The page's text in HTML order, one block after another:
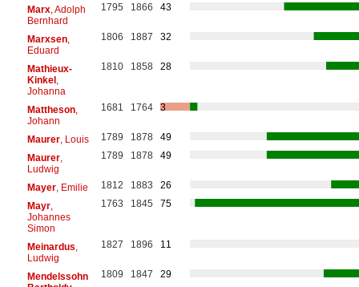
Marx, Adolph
Bernhard
1795 1866 43
Marxsen,
Eduard
1806 1887 32
Mathieux-
Kinkel,
Johanna
1810 1858 28
Mattheson,
Johann
1681 1764 3
Maurer, Louis 1789 1878
49
Maurer,
Ludwig
1789 1878 49
Mayer, Emilie 1812 1883
26
Mayr,
Johannes
Simon
1763 1845 75
Meinardus
Ludwig
1827 1896 11
Mendelssohn
1809 1847 29